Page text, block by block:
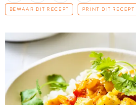
BEWAAR DIT RECEPT PRINT DIT RECEPT